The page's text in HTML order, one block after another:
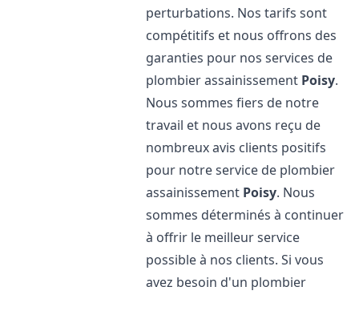
perturbations. Nos tarifs sont
compétitifs et nous offrons des
garanties pour nos services de
plombier assainissement Poisy.
Nous sommes fiers de notre
travail et nous avons reçu de
nombreux avis clients positifs
pour notre service de plombier
assainissement Poisy. Nous
sommes déterminés à continuer
à offrir le meilleur service
possible à nos clients. Si vous
avez besoin d'un plombier